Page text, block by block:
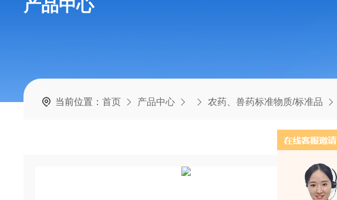
产品中心
当前位置：首页 产品中心 农药、兽药标准物质/标准品